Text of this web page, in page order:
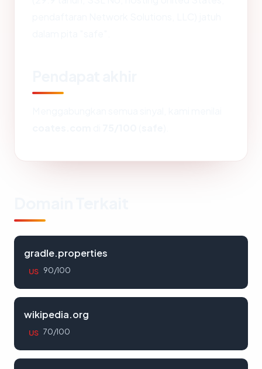
gradle.properties
US 90/100
wikipedia.org
US 70/100